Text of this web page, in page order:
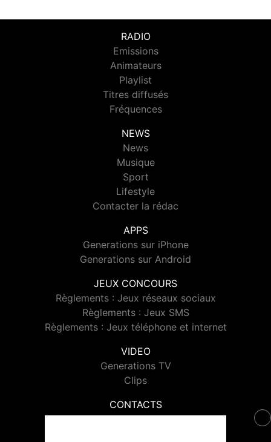
RADIO
Emissions
Animateurs
Playlist
Titres diffusés
Fréquences
NEWS
News
Musique
Sport
Lifestyle
Contacter la rédac
APPS
Generations sur iPhone
Generations sur Android
JEUX CONCOURS
Règlements : Jeux réseaux sociaux
Règlements : Jeux SMS
Règlements : Jeux téléphone et internet
VIDEO
Generations TV
Clips
CONTACTS
Contacter Generations